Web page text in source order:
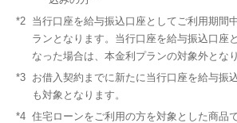
*2 当行口座を給与振込口座としてご利用期間
ランとなります。当行口座を給与振込口座
なった場合は、本金利プランの対象外となり
*3 お借入契約までに新たに当行口座を給与振
も対象となります。
*4 住宅ローンをご利用の方を対象とした商品